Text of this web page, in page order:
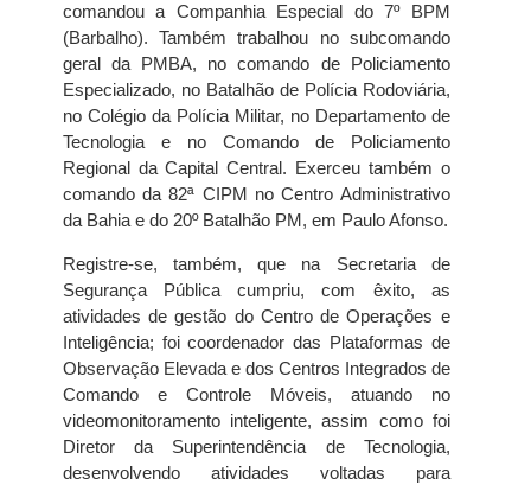
comandou a Companhia Especial do 7º BPM
(Barbalho). Também trabalhou no subcomando
geral da PMBA, no comando de Policiamento
Especializado, no Batalhão de Polícia Rodoviária,
no Colégio da Polícia Militar, no Departamento de
Tecnologia e no Comando de Policiamento
Regional da Capital Central. Exerceu também o
comando da 82ª CIPM no Centro Administrativo
da Bahia e do 20º Batalhão PM, em Paulo Afonso.
Registre-se, também, que na Secretaria de
Segurança Pública cumpriu, com êxito, as
atividades de gestão do Centro de Operações e
Inteligência; foi coordenador das Plataformas de
Observação Elevada e dos Centros Integrados de
Comando e Controle Móveis, atuando no
videomonitoramento inteligente, assim como foi
Diretor da Superintendência de Tecnologia,
desenvolvendo atividades voltadas para